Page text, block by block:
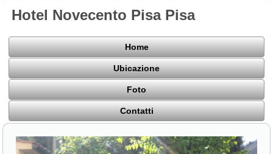
Hotel Novecento Pisa Pisa
Home
Ubicazione
Foto
Contatti